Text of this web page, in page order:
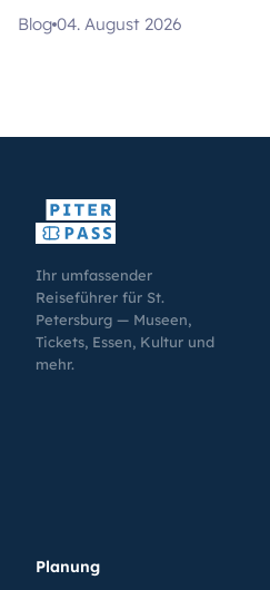
Blog 04. August 2026
Ihr umfassender
Reiseführer für St.
Petersburg — Museen,
Tickets, Essen, Kultur und
mehr.
Planung